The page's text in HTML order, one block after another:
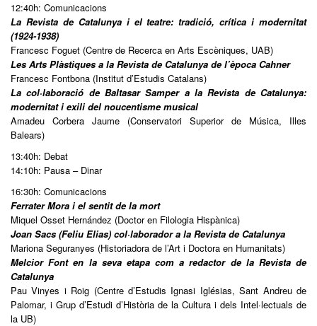
12:40h: Comunicacions
La Revista de Catalunya i el teatre: tradició, crítica i modernitat
(1924-1938)
Francesc Foguet (Centre de Recerca en Arts Escèniques, UAB)
Les Arts Plàstiques a la Revista de Catalunya de l’època Cahner
Francesc Fontbona (Institut d’Estudis Catalans)
La col·laboració de Baltasar Samper a la Revista de Catalunya:
modernitat i exili del noucentisme musical
Amadeu Corbera Jaume (Conservatori Superior de Música, Illes
Balears)
13:40h: Debat
14:10h: Pausa – Dinar
16:30h: Comunicacions
Ferrater Mora i el sentit de la mort
Miquel Osset Hernández (Doctor en Filologia Hispànica)
Joan Sacs (Feliu Elias) col·laborador a la Revista de Catalunya
Mariona Seguranyes (Historiadora de l’Art i Doctora en Humanitats)
Melcior Font en la seva etapa com a redactor de la Revista de
Catalunya
Pau Vinyes i Roig (Centre d’Estudis Ignasi Iglésias, Sant Andreu de
Palomar, i Grup d’Estudi d’Història de la Cultura i dels Intel·lectuals de
la UB)